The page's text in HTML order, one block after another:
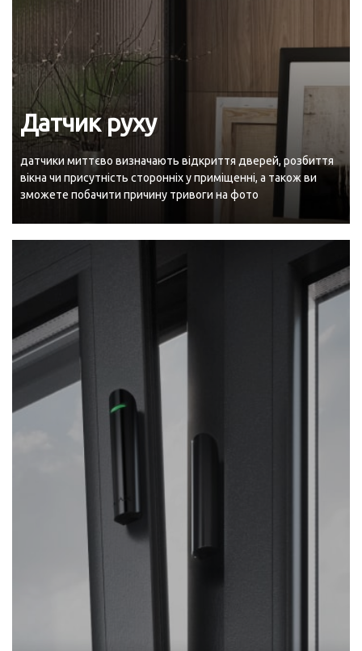
Датчик руху
датчики миттєво визначають відкриття дверей, розбиття
вікна чи присутність сторонніх у приміщенні, а також ви
зможете побачити причину тривоги на фото